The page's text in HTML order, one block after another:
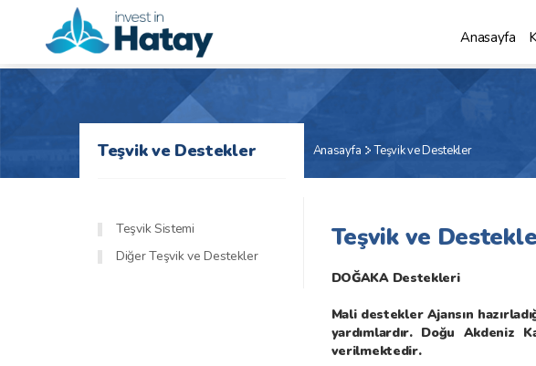
Anasayfa
Anasayfa
Teşvik ve Destekler
Teşvik ve Destekler
Teşvik Sistemi
Diğer Teşvik ve Destekler
Teşvik ve
DOĞAKA Destekleri
Mali destekler Ajansın
yardımlardır. Doğu Akdeniz
verilmektedir.